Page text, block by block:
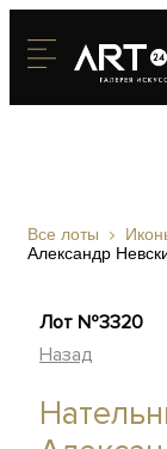
Все лоты
Александр
Лот №3320
Назад